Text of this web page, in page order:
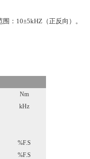
：10±5kHZ（正反向）。
Nm
kHz
%F.S
%F.S